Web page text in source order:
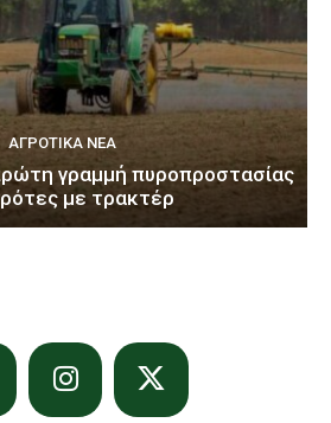
ΑΓΡΟΤΙΚΆ ΝΈΑ
γραμμή πυροπροστασίας
με τρακτέρ